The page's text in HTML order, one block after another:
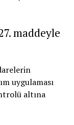
maddeyle
uygulaması
altına